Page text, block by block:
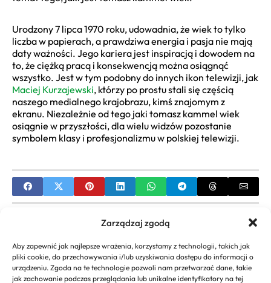
Zarządzaj zgodą
Aby zapewnić jak najlepsze wrażenia, korzystamy z technologii, takich jak
pliki cookie, do przechowywania i/lub uzyskiwania dostępu do informacji o
urządzeniu. Zgoda na te technologie pozwoli nam przetwarzać dane, takie
jak zachowanie podczas przeglądania lub unikalne identyfikatory na tej
Urodzony 7 lipca 1970 roku, udowadnia, że wiek to tylko
liczba w papierach, a prawdziwa energia i pasja nie mają
daty ważności. Jego kariera jest inspiracją i dowodem na
to, że ciężką pracą i konsekwencją można osiągnąć
wszystko. Jest w tym podobny do innych ikon telewizji, jak
Maciej Kurzajewski, którzy po prostu stali się częścią
naszego medialnego krajobrazu, kimś znajomym z
ekranu. Niezależnie od tego jaki tomasz kammel wiek
osiągnie w przyszłości, dla wielu widzów pozostanie
symbolem klasy i profesjonalizmu w polskiej telewizji.
Ćwiczenia w Domu dla Kobiet: Kompletny
Przewodnik Fitness bez Siłowni
NEXT